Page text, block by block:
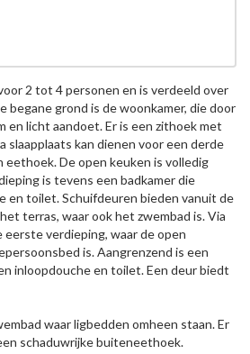
2 tot 4 personen en is verdeeld over
begane grond is de woonkamer, die door
en licht aandoet. Er is een zithoek met
slaapplaats kan dienen voor een derde
eethoek. De open keuken is volledig
is tevens een badkamer die
en toilet. Schuifdeuren bieden vanuit de
terras, waar ook het zwembad is. Via
verdieping, waar de open
is. Aangrenzend is een
inloopdouche en toilet. Een deur biedt
waar ligbedden omheen staan. Er
schaduwrijke buiteneethoek.